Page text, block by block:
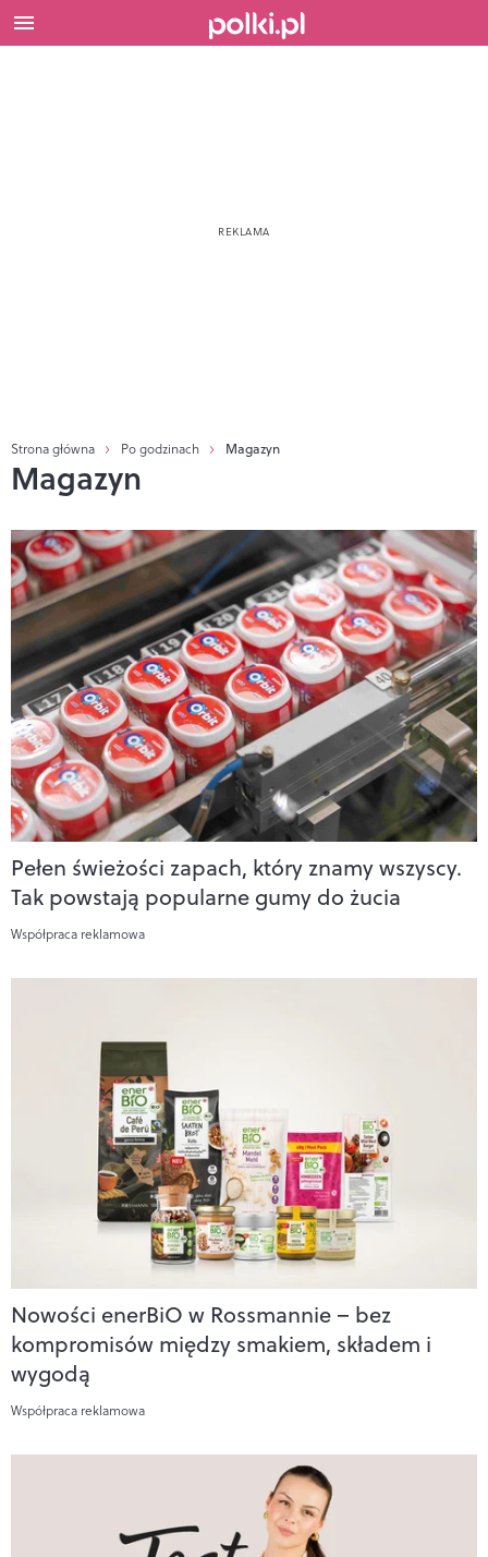
Strona główna Po godzinach Magazyn
Magazyn
Pełen świeżości zapach, który znamy wszyscy.
Tak powstają popularne gumy do żucia
Współpraca reklamowa
Nowości enerBiO w Rossmannie – bez
kompromisów między smakiem, składem i
wygodą
Współpraca reklamowa